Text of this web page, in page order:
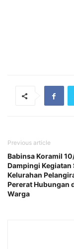
Previous article
Babinsa Koramil
Dampingi Kegiatan
Kelurahan
Pererat Hubungan
Warga